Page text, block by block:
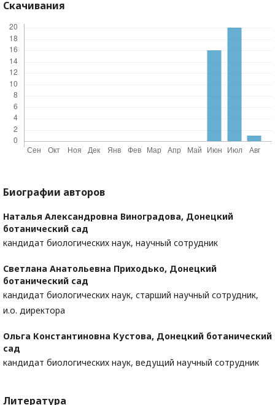
Скачивания
Биографии авторов
Наталья Александровна Виноградова, Донецкий
ботанический сад
кандидат биологических наук, научный сотрудник
Светлана Анатольевна Приходько, Донецкий
ботанический сад
кандидат биологических наук, старший научный сотрудник,
и.о. директора
Ольга Константиновна Кустова, Донецкий ботанический
сад
кандидат биологических наук, ведущий научный сотрудник
Литература